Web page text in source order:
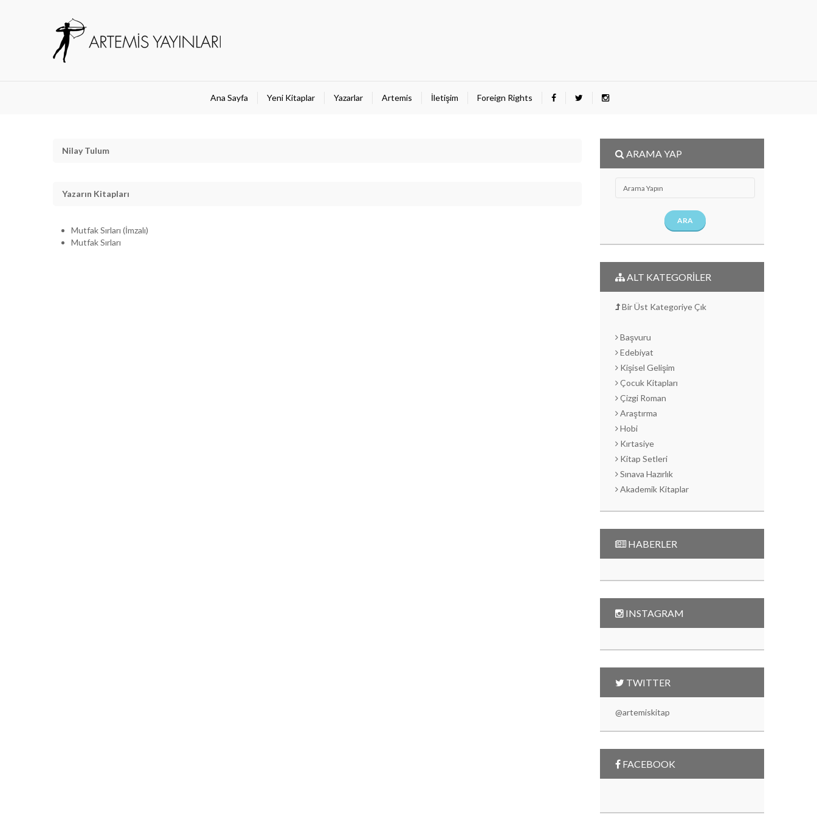
Ana Sayfa Yeni Kitaplar Yazarlar Artemis İletişim Foreign Rights
Nilay Tulum
Yazarın Kitapları
Mutfak Sırları (İmzalı)
Mutfak Sırları
ARAMA YAP
ARA
ALT KATEGORİLER
Bir Üst Kategoriye Çık
Başvuru
Edebiyat
Kişisel Gelişim
Çocuk Kitapları
Çizgi Roman
Araştırma
Hobi
Kırtasiye
Kitap Setleri
Sınava Hazırlık
Akademik Kitaplar
HABERLER
INSTAGRAM
TWITTER
@artemiskitap
FACEBOOK